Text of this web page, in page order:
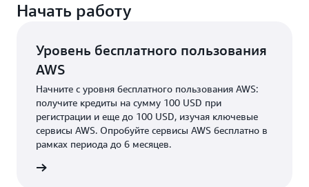
Начать работу
Уровень бесплатного пользования
AWS
Начните c уровня бесплатного пользования AWS:
получите кредиты на сумму 100 USD при
регистрации и еще до 100 USD, изучая ключевые
сервисы AWS. Опробуйте сервисы AWS бесплатно в
рамках периода до 6 месяцев.